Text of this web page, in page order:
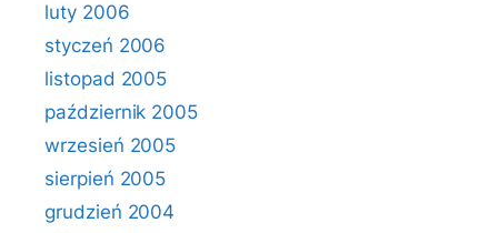
luty 2006
styczeń 2006
listopad 2005
październik 2005
wrzesień 2005
sierpień 2005
grudzień 2004